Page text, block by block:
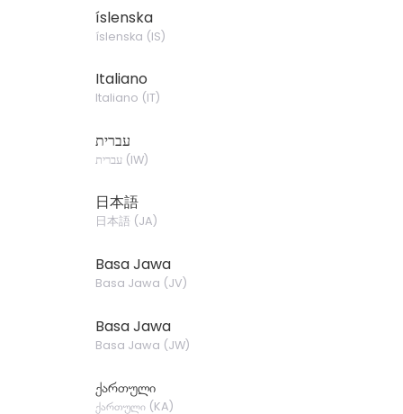
íslenska
íslenska (IS)
Italiano
Italiano (IT)
עברית
עברית(IW)
日本語
日本語(JA)
Basa Jawa
Basa Jawa (JV)
Basa Jawa
Basa Jawa (JW)
ქართული
ქართული(KA)